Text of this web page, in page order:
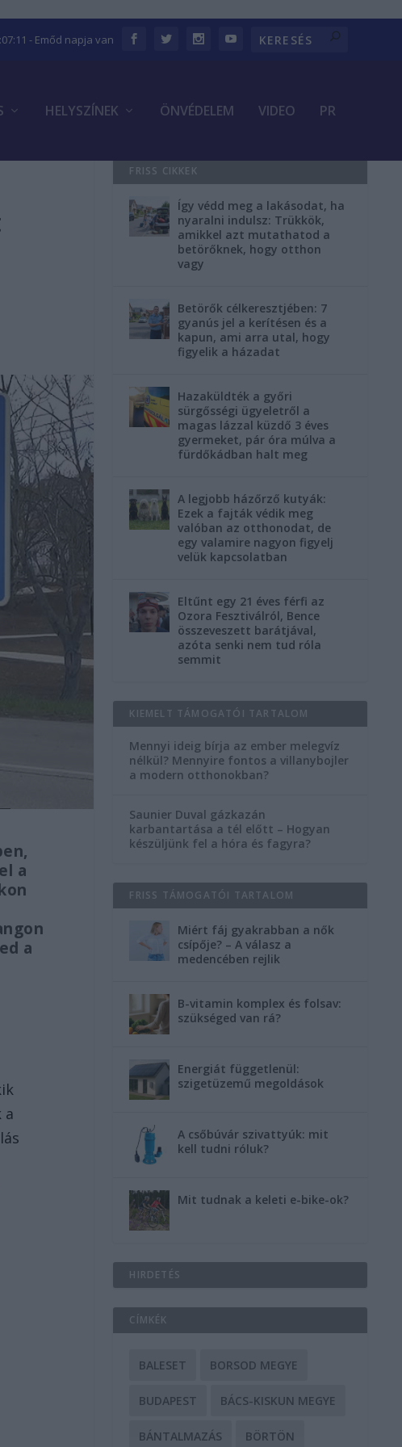
- Emőd napja van
HELYSZÍNEK ÖNVÉDELEM VIDEO PR
a
a
a
FRISS CIKKEK
Így védd meg a lakásodat, ha
nyaralni indulsz: Trükkök,
amikkel azt mutathatod a
betörőknek, hogy otthon
vagy
Betörők célkeresztjében: 7
gyanús jel a kerítésen és a
kapun, ami arra utal, hogy
figyelik a házadat
Hazaküldték a győri
sürgősségi ügyeletről a
magas lázzal küzdő 3 éves
gyermeket, pár óra múlva a
fürdőkádban halt meg
A legjobb házőrző kutyák:
Ezek a fajták védik meg
valóban az otthonodat, de
egy valamire nagyon figyelj
velük kapcsolatban
Eltűnt egy 21 éves férfi az
Ozora Fesztiválról, Bence
összeveszett barátjával,
azóta senki nem tud róla
semmit
KIEMELT TÁMOGATÓI TARTALOM
Mennyi ideig bírja az ember melegvíz
nélkül? Mennyire fontos a villanybojler
a modern otthonokban?
Saunier Duval gázkazán
karbantartása a tél előtt – Hogyan
készüljünk fel a hóra és fagyra?
FRISS TÁMOGATÓI TARTALOM
Miért fáj gyakrabban a nők
csípője? – A válasz a
medencében rejlik
B-vitamin komplex és folsav:
szükséged van rá?
Energiát függetlenül:
szigetüzemű megoldások
A csőbúvár szivattyúk: mit
kell tudni róluk?
Mit tudnak a keleti e-bike-ok?
HIRDETÉS
CÍMKÉK
BALESET BORSOD MEGYE
BUDAPEST BÁCS-KISKUN MEGYE
BÁNTALMAZÁS BÖRTÖN